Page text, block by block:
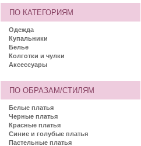
ПО КАТЕГОРИЯМ
Одежда
Купальники
Белье
Колготки и чулки
Аксессуары
ПО ОБРАЗАМ/СТИЛЯМ
Белые платья
Черные платья
Красные платья
Синие и голубые платья
Пастельные платья